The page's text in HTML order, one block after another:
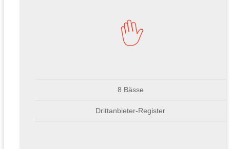
8 Bässe
Drittanbieter-Register